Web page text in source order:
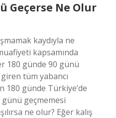
Geçerse Ne Olur
kaydıyla ne
kapsamında
180 günde 90 günü
tüm yabancı
180 günde Türkiye’de
geçmemesi
ne olur? Eğer kalış